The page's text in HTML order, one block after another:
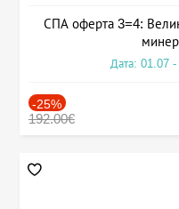
СПА оферта 3=4:
Дата: 01.07
-25%
192.00€